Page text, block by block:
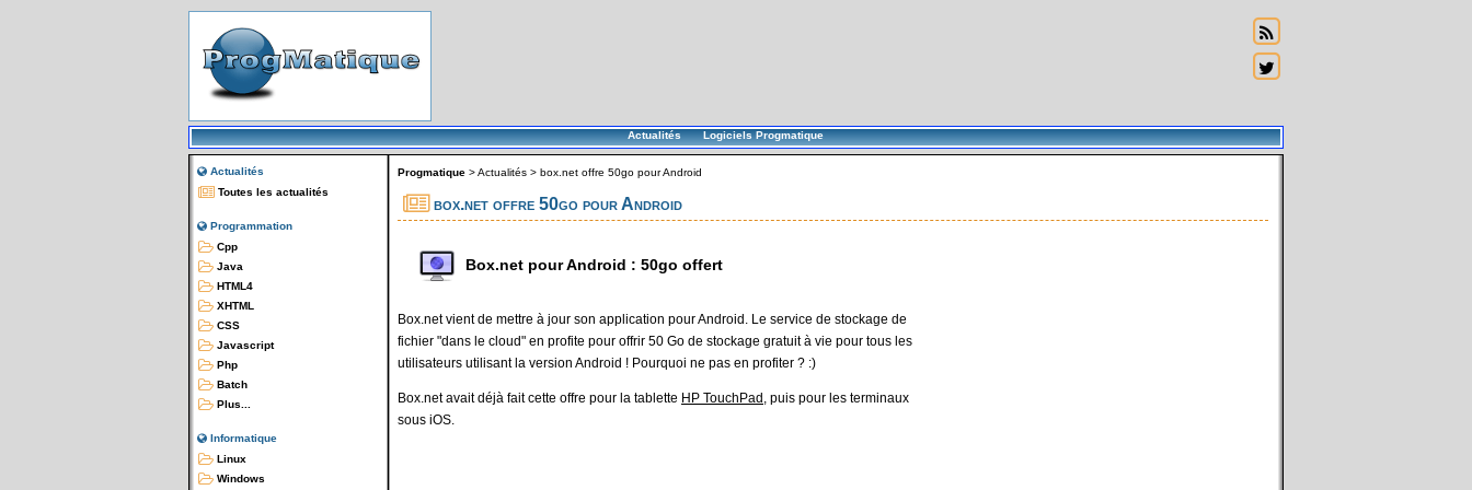
Actualités Logiciels Progmatique
Actualités
Toutes les actualités
Programmation
Cpp
Java
HTML4
XHTML
CSS
Javascript
Php
Batch
Plus...
Informatique
Linux
Windows
Progmatique >Actualités > box.net offre 50go pour Android
box.net offre 50go pour Android
Box.net pour Android : 50go offert
Box.net vient de mettre à jour son application pour Android. Le service de stockage de
fichier "dans le cloud" en profite pour offrir 50 Go de stockage gratuit à vie pour tous les
utilisateurs utilisant la version Android ! Pourquoi ne pas en profiter ? :)
Box.net avait déjà fait cette offre pour la tablette HP TouchPad , puis pour les terminaux
sous iOS.